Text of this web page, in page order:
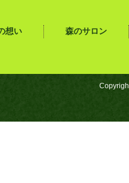
想い 森のサロン